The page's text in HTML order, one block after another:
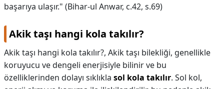
başarıya ulaşır." (Bihar-ul Anwar, c.42, s.69)
Akik taşı hangi kola takılır?
Akik taşı hangi kola takılır?, Akik taşı bilekliği, genellikle
koruyucu ve dengeli enerjisiyle bilinir ve bu
özelliklerinden dolayı sıklıkla sol kola takılır. Sol kol,